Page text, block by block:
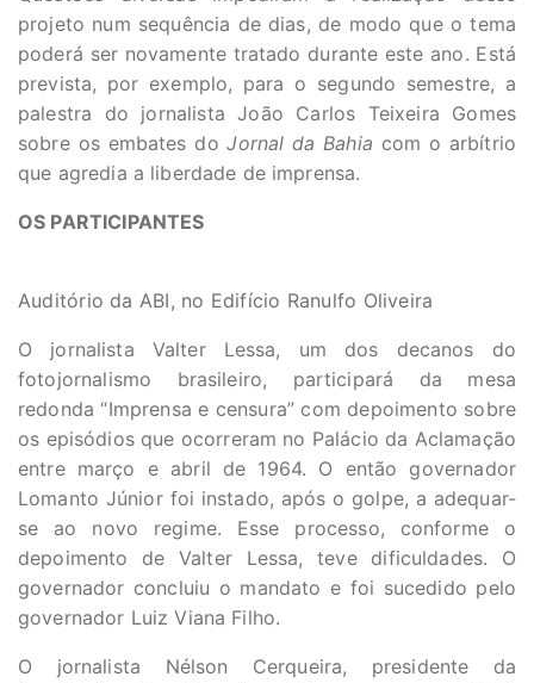
projeto num sequência de dias, de modo que o tema
poderá ser novamente tratado durante este ano. Está
prevista, por exemplo, para o segundo semestre, a
palestra do jornalista João Carlos Teixeira Gomes
sobre os embates doJornal da Bahia com o arbítrio
que agredia a liberdade de imprensa.
OS PARTICIPANTES
Auditório da ABI, no Edifício Ranulfo Oliveira
O jornalista Valter Lessa, um dos decanos do
fotojornalismo brasileiro, participará da mesa
redonda “Imprensa e censura” com depoimento sobre
os episódios que ocorreram no Palácio da Aclamação
entre março e abril de 1964. O então governador
Lomanto Júnior foi instado, após o golpe, a adequar-
se ao novo regime. Esse processo, conforme o
depoimento de Valter Lessa, teve dificuldades. O
governador concluiu o mandato e foi sucedido pelo
governador Luiz Viana Filho.
O jornalista Nélson Cerqueira, presidente da